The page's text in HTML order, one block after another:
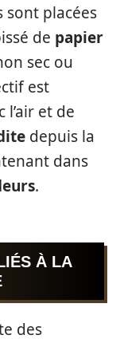
sont placées
de papier
sec ou
est
l’air et de
depuis la
dans
.
À LA
des